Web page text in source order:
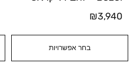
בחר אפשרויות
₪3,940